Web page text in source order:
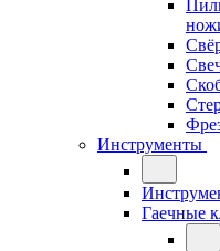
Инструменты
Гаечные